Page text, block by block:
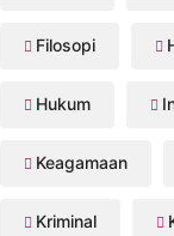
Filosopi
Hukum
Keagamaan
Kriminal